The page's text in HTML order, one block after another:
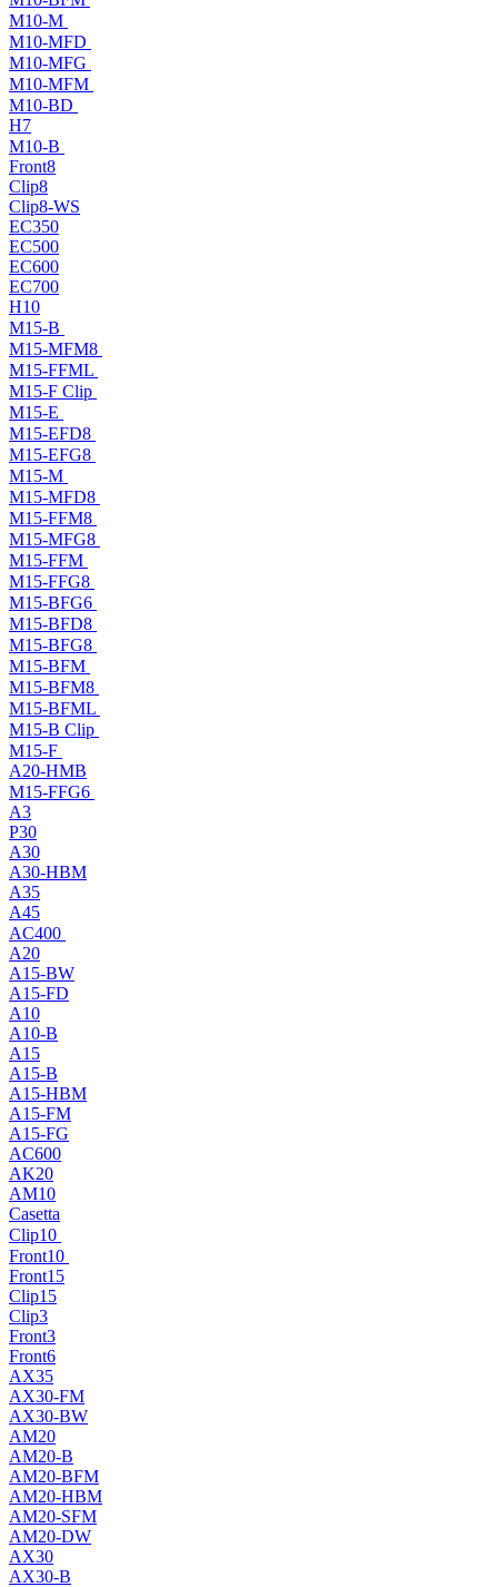
M10-M
M10-MFD
M10-MFG
M10-MFM
M10-BD
H7
M10-B
Front8
Clip8
Clip8-WS
EC350
EC500
EC600
EC700
H10
M15-B
M15-MFM8
M15-FFML
M15-F Clip
M15-E
M15-EFD8
M15-EFG8
M15-M
M15-MFD8
M15-FFM8
M15-MFG8
M15-FFM
M15-FFG8
M15-BFG6
M15-BFD8
M15-BFG8
M15-BFM
M15-BFM8
M15-BFML
M15-B Clip
M15-F
A20-HMB
M15-FFG6
A3
P30
A30
A30-HBM
A35
A45
AC400
A20
A15-BW
A15-FD
A10
A10-B
A15
A15-B
A15-HBM
A15-FM
A15-FG
AC600
AK20
AM10
Casetta
Clip10
Front10
Front15
Clip15
Clip3
Front3
Front6
AX35
AX30-FM
AX30-BW
AM20
AM20-B
AM20-BFM
AM20-HBM
AM20-SFM
AM20-DW
AX30
AX30-B